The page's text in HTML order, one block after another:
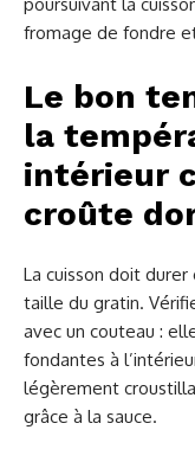
fromage de fondre
Le bon
la
intérieur
croûte
La cuisson doit durer
taille du gratin.
avec un couteau :
fondantes à
légèrement
grâce à la sauce.